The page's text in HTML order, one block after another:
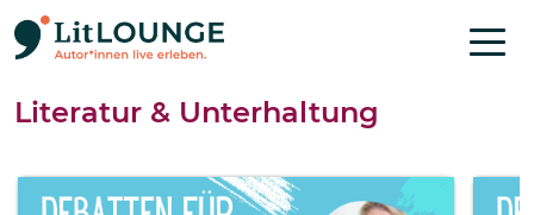
Direkt zum Inhalt
Literatur & Unterhaltung